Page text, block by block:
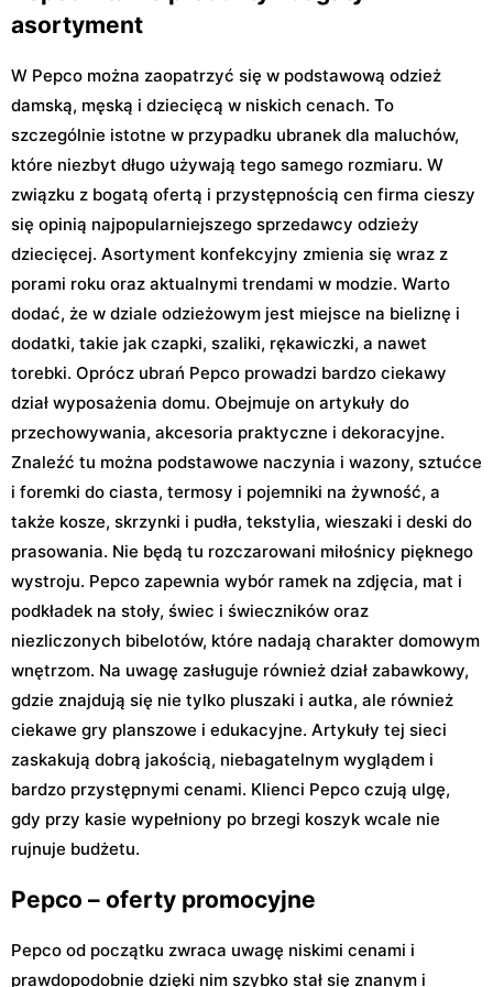
asortyment
W Pepco można zaopatrzyć się w podstawową odzież
damską, męską i dziecięcą w niskich cenach. To
szczególnie istotne w przypadku ubranek dla maluchów,
które niezbyt długo używają tego samego rozmiaru. W
związku z bogatą ofertą i przystępnością cen firma cieszy
się opinią najpopularniejszego sprzedawcy odzieży
dziecięcej. Asortyment konfekcyjny zmienia się wraz z
porami roku oraz aktualnymi trendami w modzie. Warto
dodać, że w dziale odzieżowym jest miejsce na bieliznę i
dodatki, takie jak czapki, szaliki, rękawiczki, a nawet
torebki. Oprócz ubrań Pepco prowadzi bardzo ciekawy
dział wyposażenia domu. Obejmuje on artykuły do
przechowywania, akcesoria praktyczne i dekoracyjne.
Znaleźć tu można podstawowe naczynia i wazony, sztućce
i foremki do ciasta, termosy i pojemniki na żywność, a
także kosze, skrzynki i pudła, tekstylia, wieszaki i deski do
prasowania. Nie będą tu rozczarowani miłośnicy pięknego
wystroju. Pepco zapewnia wybór ramek na zdjęcia, mat i
podkładek na stoły, świec i świeczników oraz
niezliczonych bibelotów, które nadają charakter domowym
wnętrzom. Na uwagę zasługuje również dział zabawkowy,
gdzie znajdują się nie tylko pluszaki i autka, ale również
ciekawe gry planszowe i edukacyjne. Artykuły tej sieci
zaskakują dobrą jakością, niebagatelnym wyglądem i
bardzo przystępnymi cenami. Klienci Pepco czują ulgę,
gdy przy kasie wypełniony po brzegi koszyk wcale nie
rujnuje budżetu.
Pepco – oferty promocyjne
Pepco od początku zwraca uwagę niskimi cenami i
prawdopodobnie dzięki nim szybko stał się znanym i